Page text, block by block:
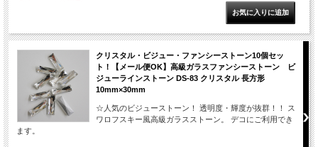
クリスタル・ビジュー・ファンシーストーン10個セッ
ト！【メール便OK】高級ガラスファンシーストーン ビ
ジューラインストーン DS-83 クリスタル 長方形
10mm×30mm
☆人気のビジューストーン！ 透明度・輝度が抜群！！ ス
ワロフスキー風高級ガラスストーン。 デコにご利用でき
ます。